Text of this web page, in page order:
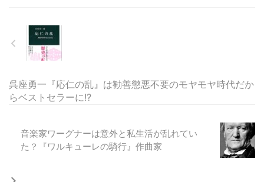
呉座勇一『応仁の乱』は勧善懲悪不要のモヤモヤ時代だか
らベストセラーに!?
音楽家ワーグナーは意外と私生活が乱れてい
た？『ワルキューレの騎行』作曲家